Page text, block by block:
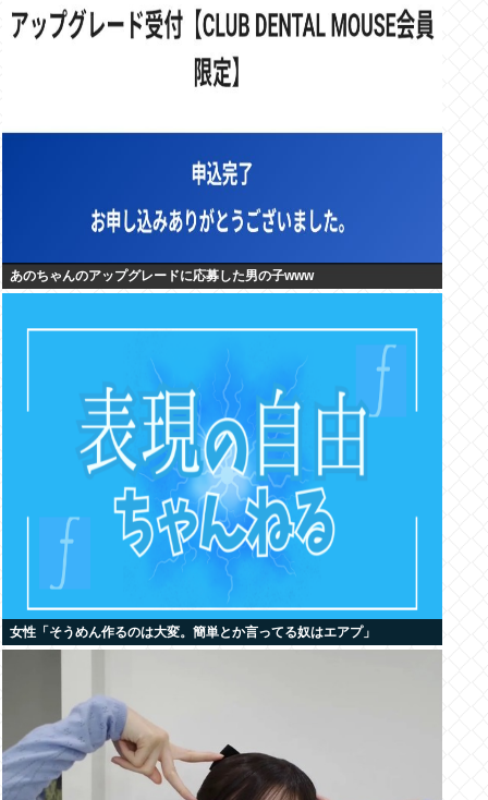
あのちゃんのアップグレードに応募した男の子www
女性「そうめん作るのは大変。簡単とか言ってる奴はエアプ」